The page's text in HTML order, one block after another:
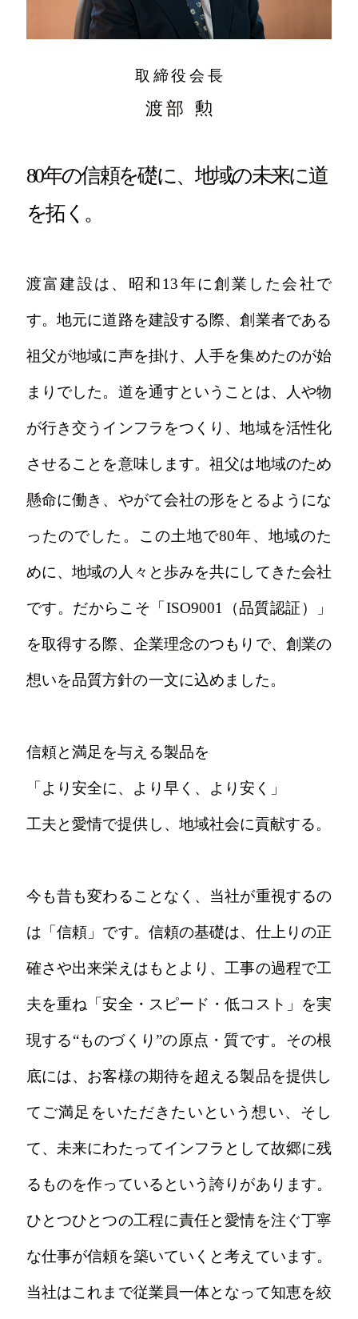
取締役会長
渡部 勲
80年の信頼を礎に、 地域の未来に道
を拓く。
渡富建設は、昭和13年に創業した会社で
す。地元に道路を建設する際、創業者である
祖父が地域に声を掛け、人手を集めたのが始
まりでした。道を通すということは、人や物
が行き交うインフラをつくり、地域を活性化
させることを意味します。祖父は地域のため
懸命に働き、やがて会社の形をとるようにな
ったのでした。この土地で80年、地域のた
めに、地域の人々と歩みを共にしてきた会社
です。だからこそ「ISO9001（品質認証）」
を取得する際、企業理念のつもりで、創業の
想いを品質方針の一文に込めました。
信頼と満足を与える製品を
「より安全に、より早く、より安く」
工夫と愛情で提供し、地域社会に貢献する。
今も昔も変わることなく、当社が重視するの
は「信頼」です。信頼の基礎は、仕上りの正
確さや出来栄えはもとより、工事の過程で工
夫を重ね「安全・スピード・低コスト」を実
現する“ものづくり”の原点・質です。その根
底には、お客様の期待を超える製品を提供し
てご満足をいただきたいという想い、そし
て、未来にわたってインフラとして故郷に残
るものを作っているという誇りがあります。
ひとつひとつの工程に責任と愛情を注ぐ丁寧
な仕事が信頼を築いていくと考えています。
当社はこれまで従業員一体となって知恵を絞